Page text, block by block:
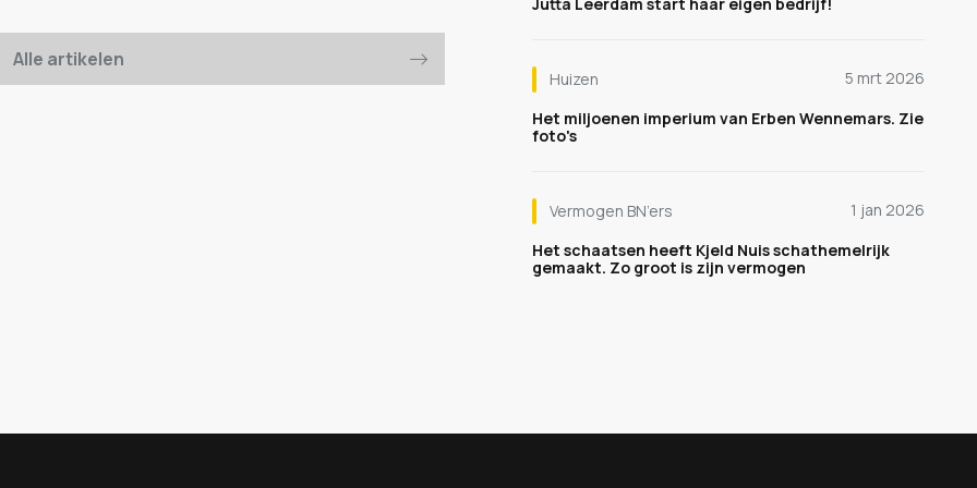
Alle artikelen
Huizen
5 mrt 2026
Het miljoenen imperium van Erben Wennemars. Zie
foto's
Vermogen BN’ers
1 jan 2026
Het schaatsen heeft Kjeld Nuis schathemelrijk
gemaakt. Zo groot is zijn vermogen